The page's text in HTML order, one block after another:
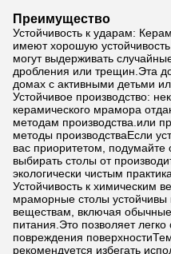
Преимущество
Устойчивость к ударам:
имеют хорошую
могут выдерживать
дробления или трещин.Эта
домах с активными детьми
Устойчивое производство:
керамического мрамора
методам производства.или
методы производстваЕсли
вас приоритетом, подумайте
выбирать столы от
экологически чистым
Устойчивость к химическим
мраморные столы
веществам, включая
питания.Это позволяет
повреждения
рекомендуется избегать